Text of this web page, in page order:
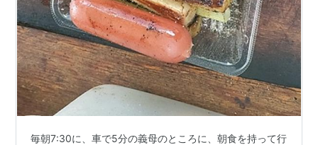
毎朝7:30に、車で5分の義母のところに、朝食を持って行